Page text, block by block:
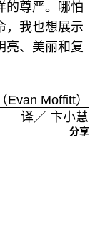
的尊严。哪怕
，我也想展示
亮、美丽和复
Evan Moffitt）
译／ 卞小慧
分享